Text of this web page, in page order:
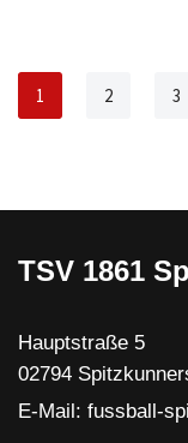
1 2 3
TSV 1861
Hauptstraße 5
02794
E-Mail: fussball-